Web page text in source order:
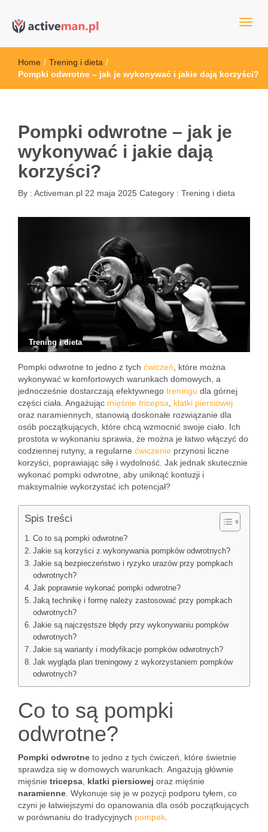
active man – sprzęt sportowy
sportowym
Home / Trening i dieta /
Pompki odwrotne – jak je wykonywać i jakie dają korzyści?
Pompki odwrotne – jak je
wykonywać i jakie dają
korzyści?
By : Activeman.pl 22 maja 2025 Category : Trening i dieta
Trening i dieta
Pompki odwrotne to jedno z tych ćwiczeń , które można
wykonywać w komfortowych warunkach domowych, a
jednocześnie dostarczają efektywnego treningu dla górnej
części ciała. Angażując mięśnie tricepsa
klatki piersiowej
oraz naramiennych, stanowią doskonałe rozwiązanie dla
osób początkujących, które chcą wzmocnić swoje ciało. Ich
prostota w wykonaniu sprawia, że można je łatwo włączyć do
codziennej rutyny, a regularne ćwiczenie przynosi liczne
korzyści, poprawiając siłę i wydolność. Jak jednak skutecznie
wykonać pompki odwrotne, aby uniknąć kontuzji i
maksymalnie wykorzystać ich potencjał?
Spis treści
Co to są pompki odwrotne?
Jakie są korzyści z wykonywania pompków odwrotnych?
Jakie są bezpieczeństwo i ryzyko urazów przy pompkach
odwrotnych?
Jak poprawnie wykonać pompki odwrotne?
Jaką technikę i formę należy zastosować przy pompkach
odwrotnych?
Jakie są najczęstsze błędy przy wykonywaniu pompków
odwrotnych?
Jakie są warianty i modyfikacje pompków odwrotnych?
Jak wygląda plan treningowy z wykorzystaniem pompków
odwrotnych?
Co to są pompki
odwrotne?
Pompki odwrotne to jedno z tych ćwiczeń, które świetnie
sprawdza się w domowych warunkach. Angażują głównie
mięśnie tricepsa klatki piersiowej oraz mięśnie
naramienne . Wykonuje się je w pozycji podporu tyłem, co
czyni je łatwiejszymi do opanowania dla osób początkujących
w porównaniu do tradycyjnych pompek